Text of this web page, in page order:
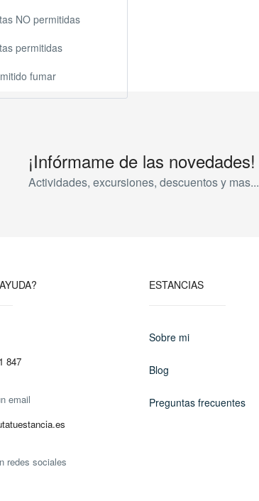
NO permitidas
permitidas
fumar
¡Infórmame de las novedades!
Actividades, excursiones, descuentos y mas...
847
email
redes sociales
ESTANCIAS
Sobre mi
Blog
Preguntas frecuentes